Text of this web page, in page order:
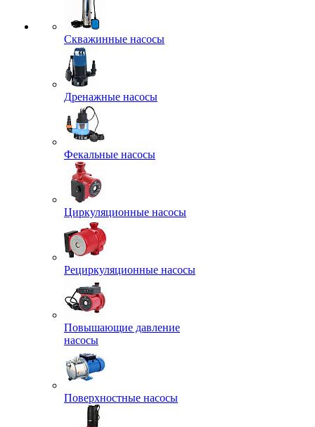
Скважинные насосы
Дренажные насосы
Фекальные насосы
Циркуляционные насосы
Рециркуляционные насосы
Повышающие давление
насосы
Поверхностные насосы